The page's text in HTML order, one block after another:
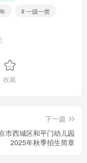
# 一级一类
收藏
下一篇
市西城区和平门幼儿园
2025年秋季招生简章